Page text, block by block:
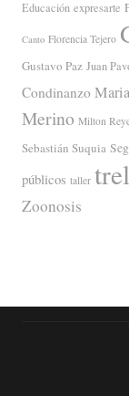
Educación expresarte
Canto Florencia Tejero
Gustavo Paz Juan
Condinanzo
Merino Milton
Sebastián Suquia
públicos taller
Zoonosis